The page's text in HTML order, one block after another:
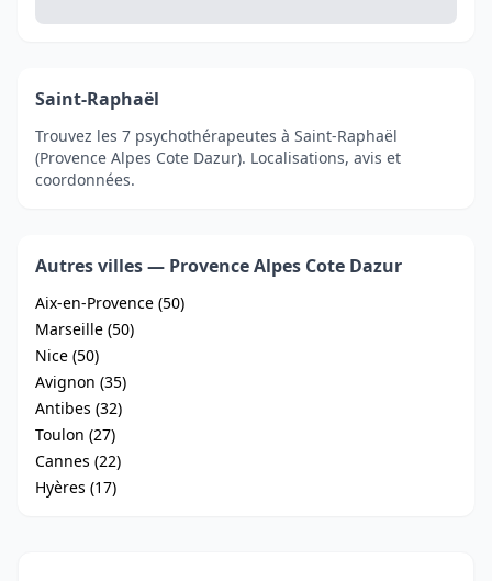
Saint-Raphaël
Trouvez les 7 psychothérapeutes à Saint-Raphaël
(Provence Alpes Cote Dazur). Localisations, avis et
coordonnées.
Autres villes — Provence Alpes Cote Dazur
Aix-en-Provence (50)
Marseille (50)
Nice (50)
Avignon (35)
Antibes (32)
Toulon (27)
Cannes (22)
Hyères (17)